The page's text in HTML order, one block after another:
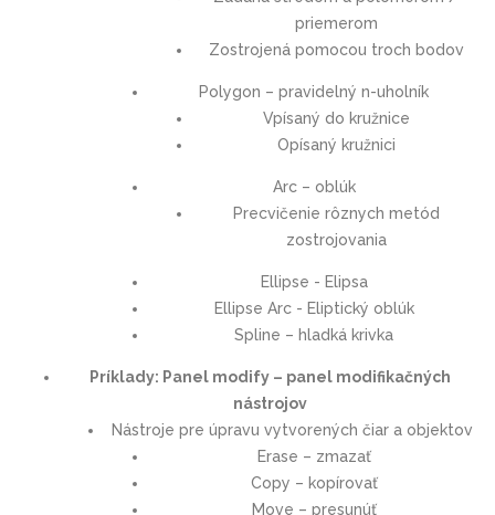
priemerom
Zostrojená pomocou troch bodov
Polygon – pravidelný n-uholník
Vpísaný do kružnice
Opísaný kružnici
Arc – oblúk
Precvičenie rôznych metód
zostrojovania
Ellipse - Elipsa
Ellipse Arc - Eliptický oblúk
Spline – hladká krivka
Príklady: Panel modify – panel modifikačných
nástrojov
Nástroje pre úpravu vytvorených čiar a objektov
Erase – zmazať
Copy – kopírovať
Move – presunúť